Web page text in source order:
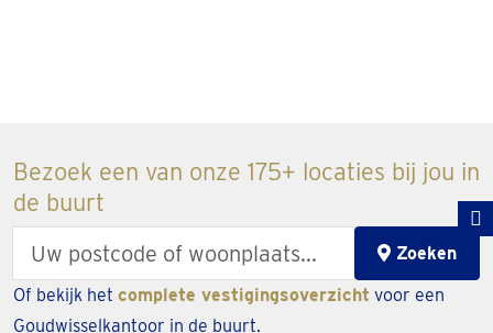
Bezoek een van onze 175+ locaties bij jou in
de buurt
zipcode
Zoeken
Of bekijk het complete vestigingsoverzicht voor een
Goudwisselkantoor in de buurt.